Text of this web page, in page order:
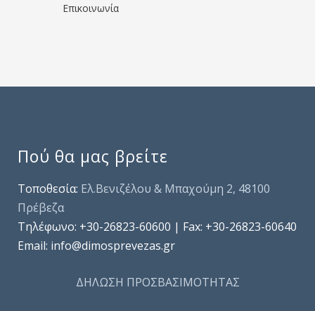
Επικοινωνία
Πού θα μας βρείτε
Τοποθεσία: Ελ.Βενιζέλου & Μπαχούμη 2, 48100
Πρέβεζα
Τηλέφωνo: +30-26823-60600 | Fax: +30-26823-60640
Email: info@dimosprevezas.gr
ΔΗΛΩΣΗ ΠΡΟΣΒΑΣΙΜΟΤΗΤΑΣ